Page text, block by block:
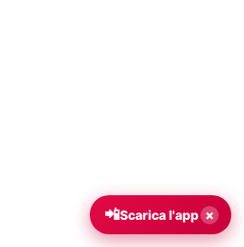
📲Scarica l'app ×